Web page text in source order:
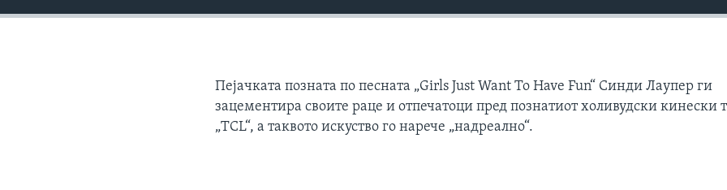
Пејачката позната по песната „Girls Just Want To Have Fun“ Синди Лаупер ги
зацементира своите раце и отпечатоци пред познатиот холивудски кинески
„TCL“, а таквото искуство го нарече „надреално“.